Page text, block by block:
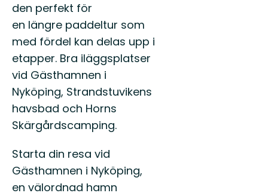
den perfekt för
en längre paddeltur som
med fördel kan delas upp i
etapper. Bra iläggsplatser
vid Gästhamnen i
Nyköping, Strandstuvikens
havsbad och Horns
Skärgårdscamping.
Starta din resa vid
Gästhamnen i Nyköping,
en välordnad hamn